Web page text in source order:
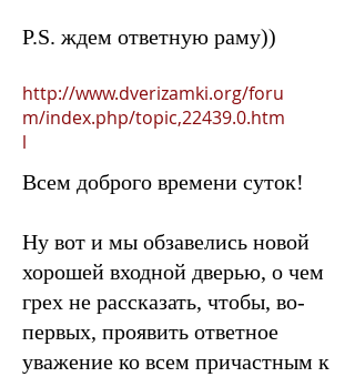
P.S. ждем ответную раму))
http://www.dverizamki.org/foru
m/index.php/topic,22439.0.htm
l
Всем доброго времени суток!
Ну вот и мы обзавелись новой
хорошей входной дверью, о чем
грех не рассказать, чтобы, во-
первых, проявить ответное
уважение ко всем причастным к